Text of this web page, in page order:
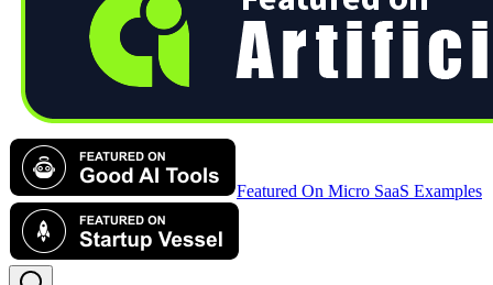
Featured On Micro SaaS Examples